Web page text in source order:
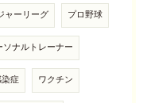
ャーリーグ プロ野球
ソナルトレーナー
症 ワクチン